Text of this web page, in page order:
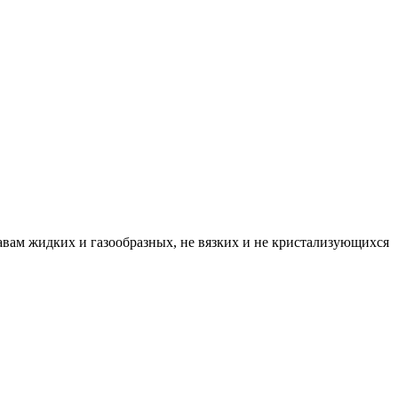
жидких и газообразных, не вязких и не кристализующихся